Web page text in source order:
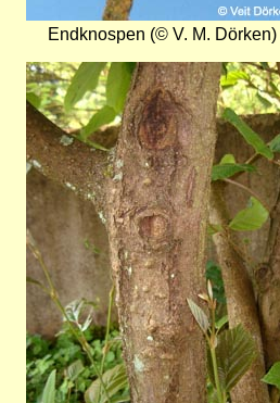
Endknospen (© V. M. Dörken)
Bild